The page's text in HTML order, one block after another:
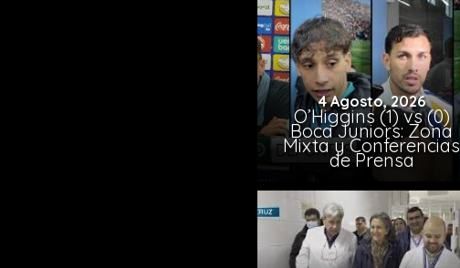
4 Agosto, 2026
O’Higgins (1) vs (0)
Boca Juniors: Zona
Mixta y Conferencias
de Prensa